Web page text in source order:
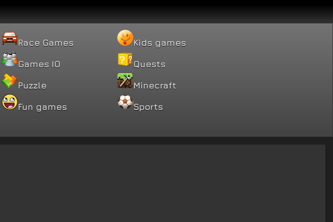
Race Games Kids games
Games IO Quests
Puzzle Minecraft
Fun games Sports